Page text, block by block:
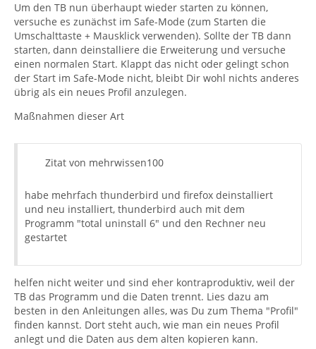
Um den TB nun überhaupt wieder starten zu können,
versuche es zunächst im Safe-Mode (zum Starten die
Umschalttaste + Mausklick verwenden). Sollte der TB dann
starten, dann deinstalliere die Erweiterung und versuche
einen normalen Start. Klappt das nicht oder gelingt schon
der Start im Safe-Mode nicht, bleibt Dir wohl nichts anderes
übrig als ein neues Profil anzulegen.
Maßnahmen dieser Art
Zitat von mehrwissen100
habe mehrfach thunderbird und firefox deinstalliert
und neu installiert, thunderbird auch mit dem
Programm "total uninstall 6" und den Rechner neu
gestartet
helfen nicht weiter und sind eher kontraproduktiv, weil der
TB das Programm und die Daten trennt. Lies dazu am
besten in den Anleitungen alles, was Du zum Thema "Profil"
finden kannst. Dort steht auch, wie man ein neues Profil
anlegt und die Daten aus dem alten kopieren kann.